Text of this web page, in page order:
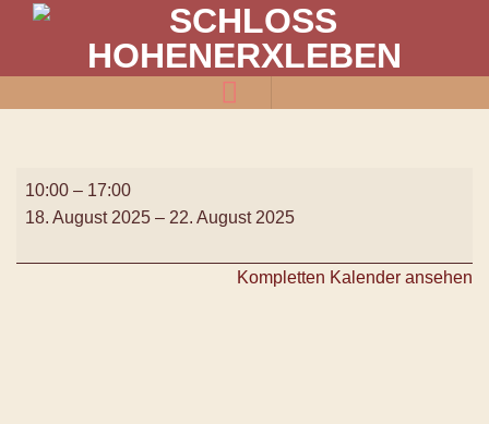
Malwoche
10:00 – 17:00
18. August 2025 – 22. August 2025
Kompletten Kalender ansehen